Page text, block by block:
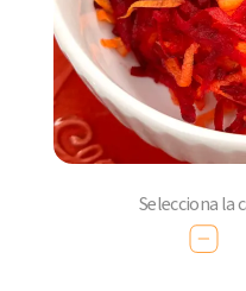
Selecciona la